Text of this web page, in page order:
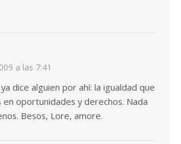
a las 7:41
dice alguien por ahí: la igualdad que
oportunidades y derechos. Nada
Besos, Lore, amore.